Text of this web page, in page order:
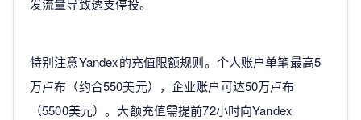
发流量导致透支停投。
特别注意Yandex的充值限额规则。个人账户单笔最高5
万卢布（约合550美元），企业账户可达50万卢布
（5500美元）。大额充值需提前72小时向Yandex